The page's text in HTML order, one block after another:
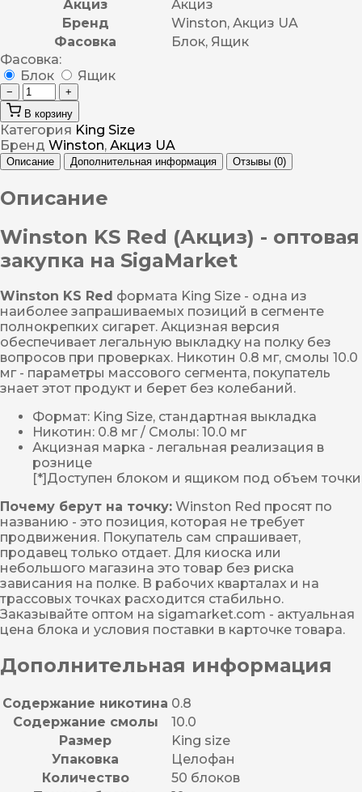
Акциз
Акциз
Бренд
Winston, Акциз UA
Фасовка
Блок, Ящик
Фасовка:
Блок
Ящик
−
+
В корзину
Категория King Size
Бренд Winston, Акциз UA
Описание Дополнительная информация Отзывы (0)
Описание
Winston KS Red (Акциз) - оптовая
закупка на SigaMarket
Winston KS Red формата King Size - одна из
наиболее запрашиваемых позиций в сегменте
полнокрепких сигарет. Акцизная версия
обеспечивает легальную выкладку на полку без
вопросов при проверках. Никотин 0.8 мг, смолы 10.0
мг - параметры массового сегмента, покупатель
знает этот продукт и берет без колебаний.
Формат: King Size, стандартная выкладка
Никотин: 0.8 мг / Смолы: 10.0 мг
Акцизная марка - легальная реализация в
рознице
[*]Доступен блоком и ящиком под объем точки
Почему берут на точку: Winston Red просят по
названию - это позиция, которая не требует
продвижения. Покупатель сам спрашивает,
продавец только отдает. Для киоска или
небольшого магазина это товар без риска
зависания на полке. В рабочих кварталах и на
трассовых точках расходится стабильно.
Заказывайте оптом на sigamarket.com - актуальная
цена блока и условия поставки в карточке товара.
Дополнительная информация
Содержание никотина 0.8
Содержание смолы
10.0
Размер
King size
Упаковка
Целофан
Количество
50 блоков